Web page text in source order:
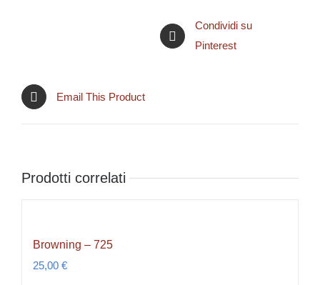
Condividi su
Pinterest
Email This Product
Prodotti correlati
Browning – 725
25,00 €